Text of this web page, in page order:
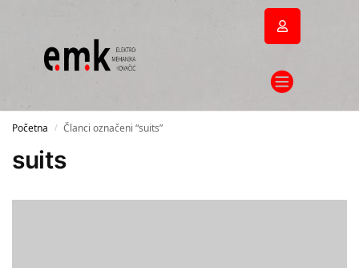
Početna / Članci označeni “suits”
suits